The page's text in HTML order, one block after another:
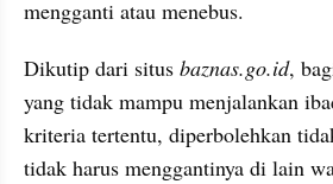
mengganti atau menebus.
Dikutip dari situs baznas.go.id,
yang tidak mampu menjalankan
kriteria tertentu, diperbolehkan
tidak harus menggantinya di lain